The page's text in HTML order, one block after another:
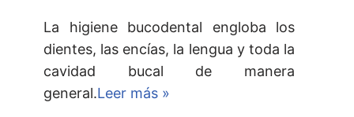
La higiene bucodental engloba los
dientes, las encías, la lengua y toda la
cavidad bucal de manera
general.Leer más »